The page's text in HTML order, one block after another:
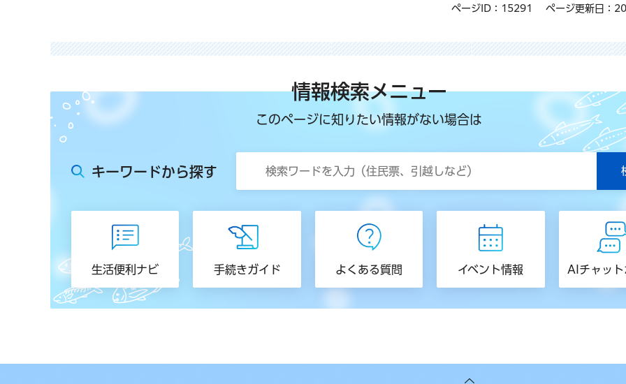
ページID：15291 ページ更新日：
情報検索メニュー
このページに知りたい情報がない場合は
キーワードから探す
生活便利ナビ 手続きガイド よくある質問 イベント情報 AIチャッ